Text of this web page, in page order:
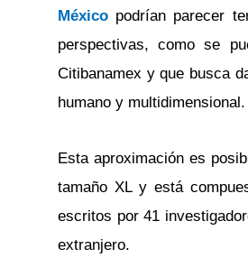
México podrían parecer
perspectivas, como se
Citibanamex y que busca
humano y multidimensional.
Esta aproximación es
tamaño XL y está
escritos por 41
extranjero.